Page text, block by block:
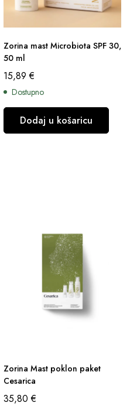
Zorina mast Microbiota SPF 30,
50 ml
15,89€
Dostupno
Dodaj u košaricu
Zorina Mast poklon paket
Cesarica
35,80€